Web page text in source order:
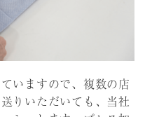
いますので、複数の店
りいただいても、当社